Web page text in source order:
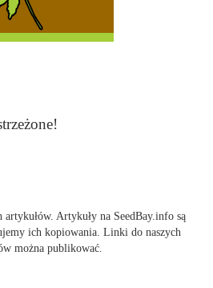
artykułów. Artykuły na SeedBay.info są
ich kopiowania. Linki do naszych
można publikować.